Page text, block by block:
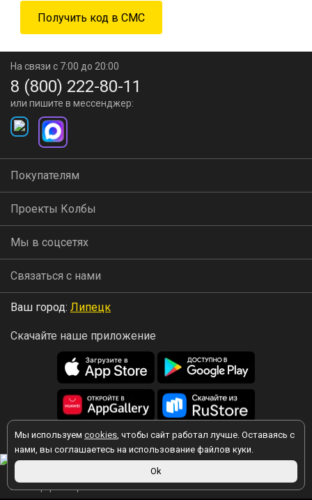
Мы используем cookies, чтобы сайт работал лучше. Оставаясь с
нами, вы соглашаетесь на использование файлов куки.
Ok
На связи с 7:00 до 20:00
8 (800) 222-80-11
или пишите в мессенджер:
Покупателям
Проекты Колбы
Мы в соцсетях
Связаться с нами
Ваш город: Липецк
Скачайте наше приложение
2026 © Колба
Вы принимаете условия политики в отношении обработки
персональных данных
любой форме обратной связи на сайте kolba.ru.